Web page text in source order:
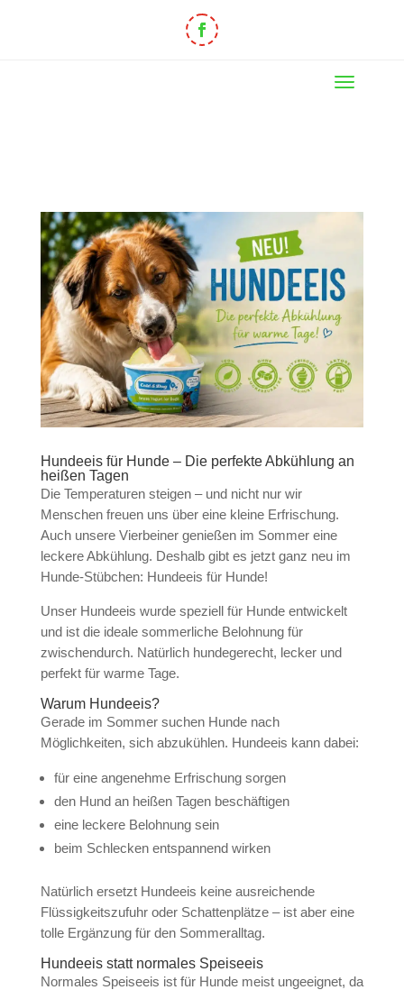
Hundeeis für Hunde – Die perfekte Abkühlung an
heißen Tagen
Die Temperaturen steigen – und nicht nur wir
Menschen freuen uns über eine kleine Erfrischung.
Auch unsere Vierbeiner genießen im Sommer eine
leckere Abkühlung. Deshalb gibt es jetzt ganz neu im
Hunde-Stübchen: Hundeeis für Hunde!
Unser Hundeeis wurde speziell für Hunde entwickelt
und ist die ideale sommerliche Belohnung für
zwischendurch. Natürlich hundegerecht, lecker und
perfekt für warme Tage.
Warum Hundeeis?
Gerade im Sommer suchen Hunde nach
Möglichkeiten, sich abzukühlen. Hundeeis kann dabei:
für eine angenehme Erfrischung sorgen
den Hund an heißen Tagen beschäftigen
eine leckere Belohnung sein
beim Schlecken entspannend wirken
Natürlich ersetzt Hundeeis keine ausreichende
Flüssigkeitszufuhr oder Schattenplätze – ist aber eine
tolle Ergänzung für den Sommeralltag.
Hundeeis statt normales Speiseeis
Normales Speiseeis ist für Hunde meist ungeeignet, da